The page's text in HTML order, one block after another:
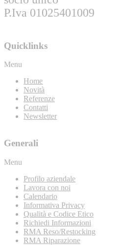
P.Iva 01025401009
Quicklinks
Menu
Home
Novità
Referenze
Contatti
Newsletter
Generali
Menu
Profilo aziendale
Lavora con noi
Calendario
Informativa Privacy
Qualità e Codice Etico
Richiedi Informazioni
RMA Reso/Restocking
RMA Riparazione